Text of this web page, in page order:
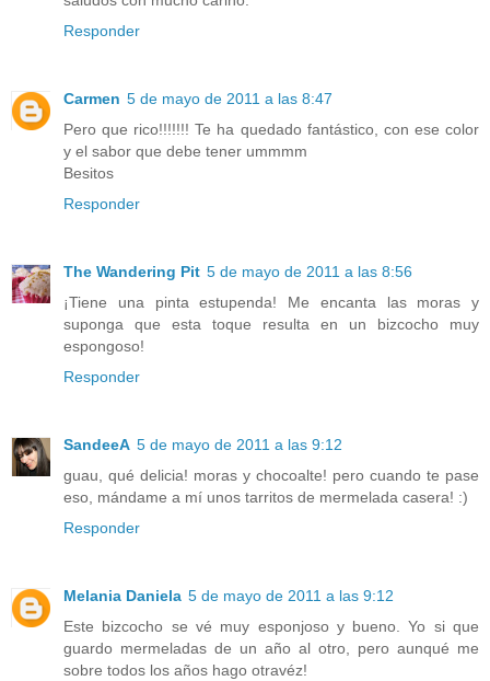
Responder
Carmen 5 de mayo de 2011 a las 8:47
Pero que rico!!!!!!! Te ha quedado fantástico, con ese color
y el sabor que debe tener ummmm
Besitos
Responder
The Wandering Pit 5 de mayo de 2011 a las 8:56
¡Tiene una pinta estupenda! Me encanta las moras y
suponga que esta toque resulta en un bizcocho muy
espongoso!
Responder
SandeeA 5 de mayo de 2011 a las 9:12
guau, qué delicia! moras y chocoalte! pero cuando te pase
eso, mándame a mí unos tarritos de mermelada casera! :)
Responder
Melania Daniela 5 de mayo de 2011 a las 9:12
Este bizcocho se vé muy esponjoso y bueno. Yo si que
guardo mermeladas de un año al otro, pero aunqué me
sobre todos los años hago otravéz!